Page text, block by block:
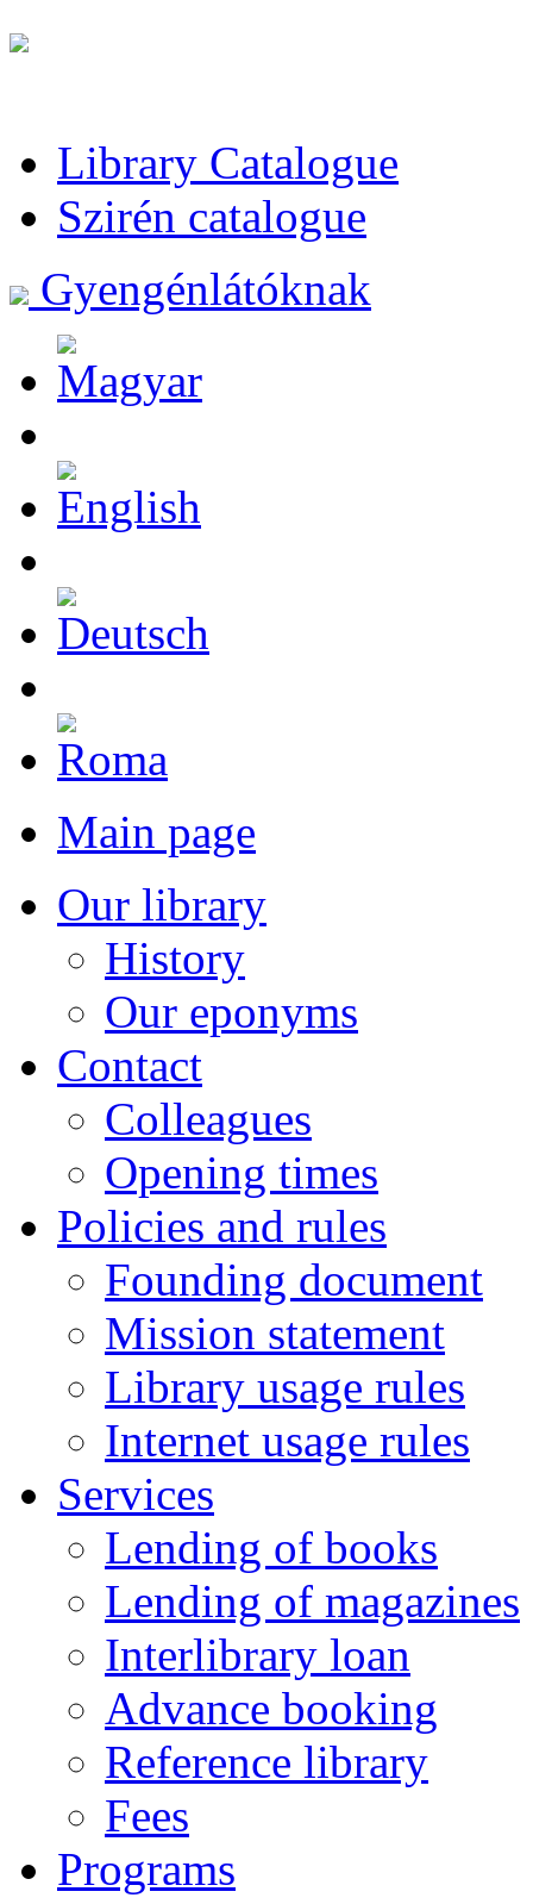
Library Catalogue
Szirén catalogue
Gyengénlátóknak
Main page
Our library
History
Our eponyms
Contact
Colleagues
Opening times
Policies and rules
Founding document
Mission statement
Library usage rules
Internet usage rules
Services
Lending of books
Lending of magazines
Interlibrary loan
Advance booking
Reference library
Fees
Programs